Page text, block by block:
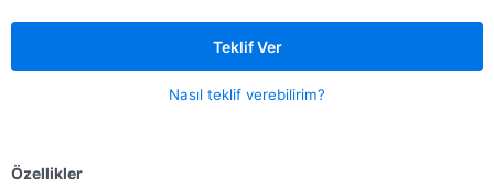
Özellikler
Teklif Ver
Nasıl teklif verebilirim?